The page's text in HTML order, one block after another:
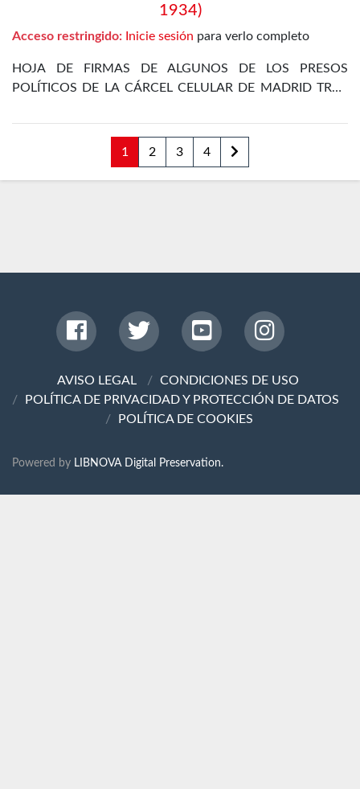
1934)
Acceso restringido: Inicie sesión para verlo completo
HOJA DE FIRMAS DE ALGUNOS DE LOS PRESOS
POLÍTICOS DE LA CÁRCEL CELULAR DE MADRID TRAS
1 2 3 4
AVISO LEGAL
CONDICIONES DE USO
POLÍTICA DE PRIVACIDAD Y PROTECCIÓN DE DATOS
POLÍTICA DE COOKIES
Powered by LIBNOVA Digital Preservation.